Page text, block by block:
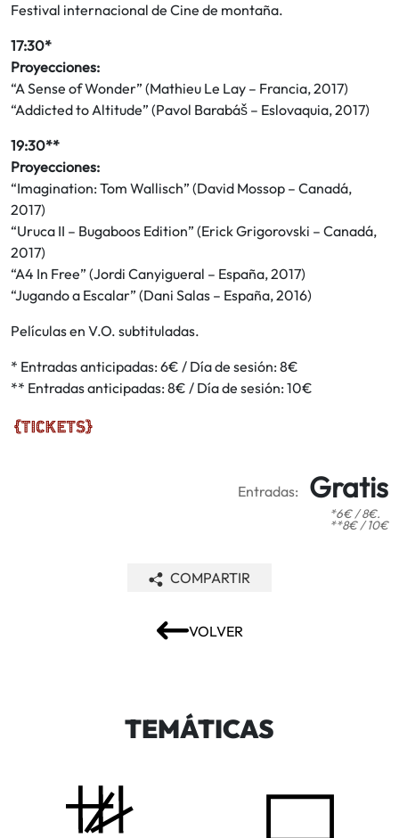
Festival internacional de Cine de montaña.
17:30*
Proyecciones:
“A Sense of Wonder” (Mathieu Le Lay – Francia, 2017)
“Addicted to Altitude” (Pavol Barabáš – Eslovaquia, 2017)
19:30**
Proyecciones:
“Imagination: Tom Wallisch” (David Mossop – Canadá,
2017)
“Uruca II – Bugaboos Edition” (Erick Grigorovski – Canadá,
2017)
“A4 In Free” (Jordi Canyigueral – España, 2017)
“Jugando a Escalar” (Dani Salas – España, 2016)
Películas en V.O. subtituladas.
* Entradas anticipadas: 6€ / Día de sesión: 8€
** Entradas anticipadas: 8€ / Día de sesión: 10€
Entradas: Gratis
*6€ / 8€.
**8€ / 10€
VOLVER
COMPARTIR
TEMÁTICAS